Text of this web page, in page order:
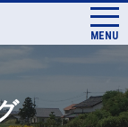
MENU